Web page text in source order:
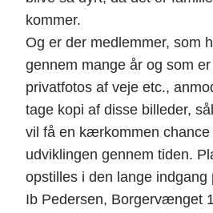
kommer.
Og er der medlemmer, som
gennem mange år og som
privatfotos af veje etc.,
tage kopi af disse billeder,
vil få en kærkommen chance
udviklingen gennem tiden.
opstilles i den lange indgang
Ib Pedersen, Borgervænget